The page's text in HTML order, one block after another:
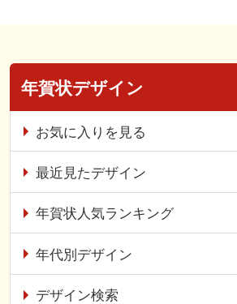
年賀状デザイン
お気に入りを見る
最近見たデザイン
年賀状人気ランキング
年代別デザイン
デザイン検索